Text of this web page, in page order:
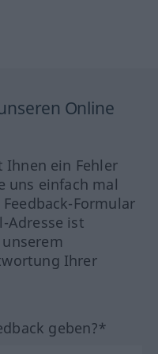
Online
Ihnen ein Fehler
uns einfach mal
Formular
Adresse ist
Ihrer
geben?*